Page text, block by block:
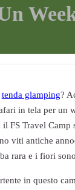
tenda glamping?
in tela per un
il FS Travel
viti antiche
rara e i fiori
in questo